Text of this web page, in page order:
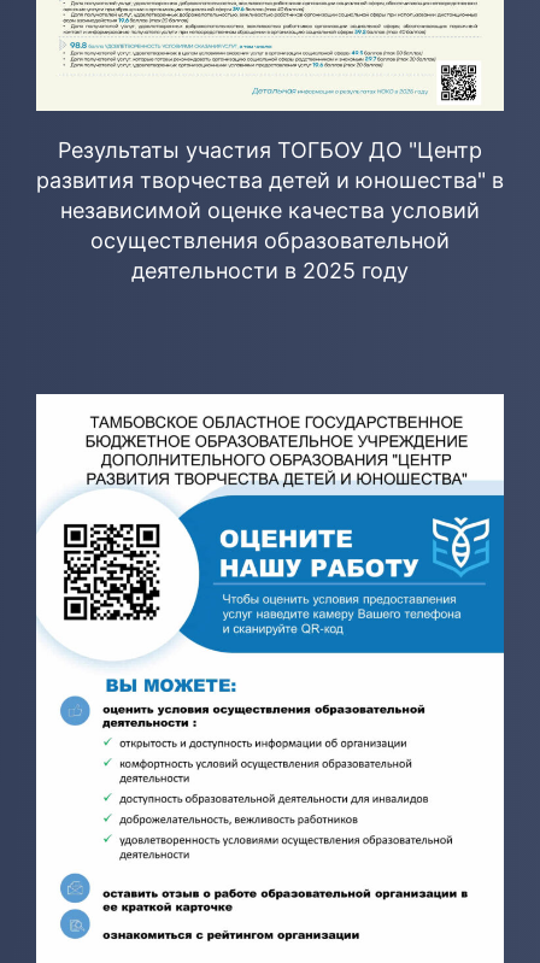
Результаты участия ТОГБОУ ДО "Центр
развития творчества детей и юношества" в
независимой оценке качества условий
осуществления образовательной
деятельности в 2025 году